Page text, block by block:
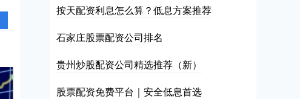
按天配资利息怎么算？低息方案推荐
石家庄股票配资公司排名
贵州炒股配资公司精选推荐（新）
股票配资免费平台｜安全低息首选